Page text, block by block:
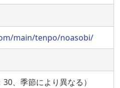
main/tenpo/noasobi/
、季節により異なる）